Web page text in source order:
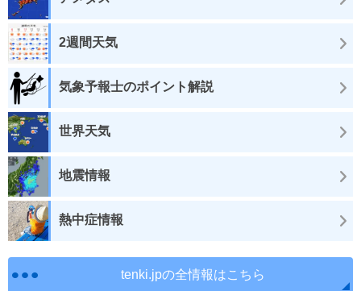
2週間天気
気象予報士のポイント解説
世界天気
地震情報
熱中症情報
tenki.jpの全情報はこちら